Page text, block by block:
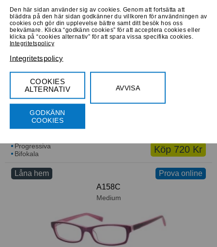
Köp 750 Kr
Progressiva
Bifokala
Låna hem
Köp 720 Kr
Progressiva
Bifokala
Prova online
Låna hem
A158C
Medium
Den här sidan använder sig av cookies. Genom att fortsätta att
bläddra på den här sidan godkänner du villkoren för användningen av
cookies och gör din upplevelse bättre samt ditt besök hos oss
bekvämare. Klicka “godkänn cookies” för att acceptera cookies eller
klicka på “cookies alternativ” för att spara vissa specifika cookies.
Integritetspolicy
Integritetspolicy
COOKIES
ALTERNATIV
AVVISA
GODKÄNN
COOKIES